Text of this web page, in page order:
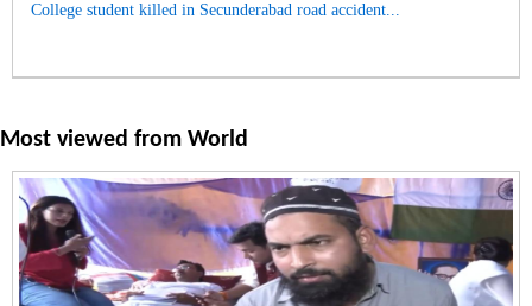
College student killed in Secunderabad road accident...
Most viewed from World